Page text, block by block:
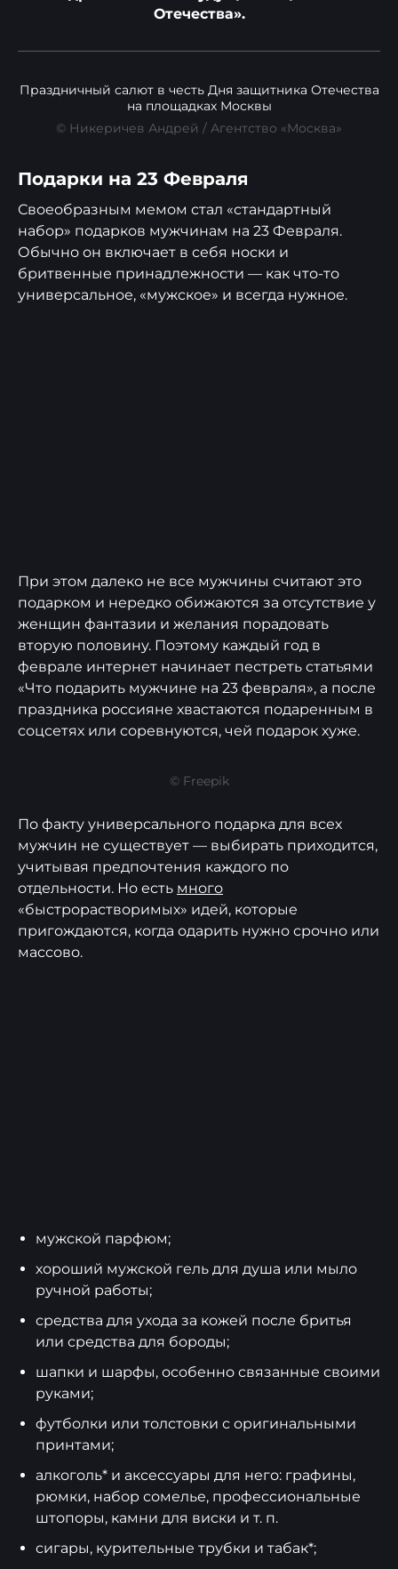
Отечества».
Праздничный салют в честь Дня защитника Отечества
на площадках Москвы
© Никеричев Андрей / Агентство «Москва»
Подарки на 23 Февраля
Своеобразным мемом стал «стандартный
набор» подарков мужчинам на 23 Февраля.
Обычно он включает в себя носки и
бритвенные принадлежности — как что-то
универсальное, «мужское» и всегда нужное.
При этом далеко не все мужчины считают это
подарком и нередко обижаются за отсутствие у
женщин фантазии и желания порадовать
вторую половину. Поэтому каждый год в
феврале интернет начинает пестреть статьями
«Что подарить мужчине на 23 февраля», а после
праздника россияне хвастаются подаренным в
соцсетях или соревнуются, чей подарок хуже.
© Freepik
По факту универсального подарка для всех
мужчин не существует — выбирать приходится,
учитывая предпочтения каждого по
отдельности. Но есть много
«быстрорастворимых» идей, которые
пригождаются, когда одарить нужно срочно или
массово.
мужской парфюм;
хороший мужской гель для душа или мыло
ручной работы;
средства для ухода за кожей после бритья
или средства для бороды;
шапки и шарфы, особенно связанные своими
руками;
футболки или толстовки с оригинальными
принтами;
алкоголь* и аксессуары для него: графины,
рюмки, набор сомелье, профессиональные
штопоры, камни для виски и т. п.
сигары, курительные трубки и табак*;